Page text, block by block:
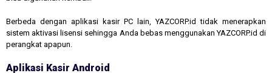
Berbeda dengan aplikasi kasir PC lain, YAZCORP.id tidak menerapkan
sistem aktivasi lisensi sehingga Anda bebas menggunakan YAZCORP.id di
perangkat apapun.
Aplikasi Kasir Android